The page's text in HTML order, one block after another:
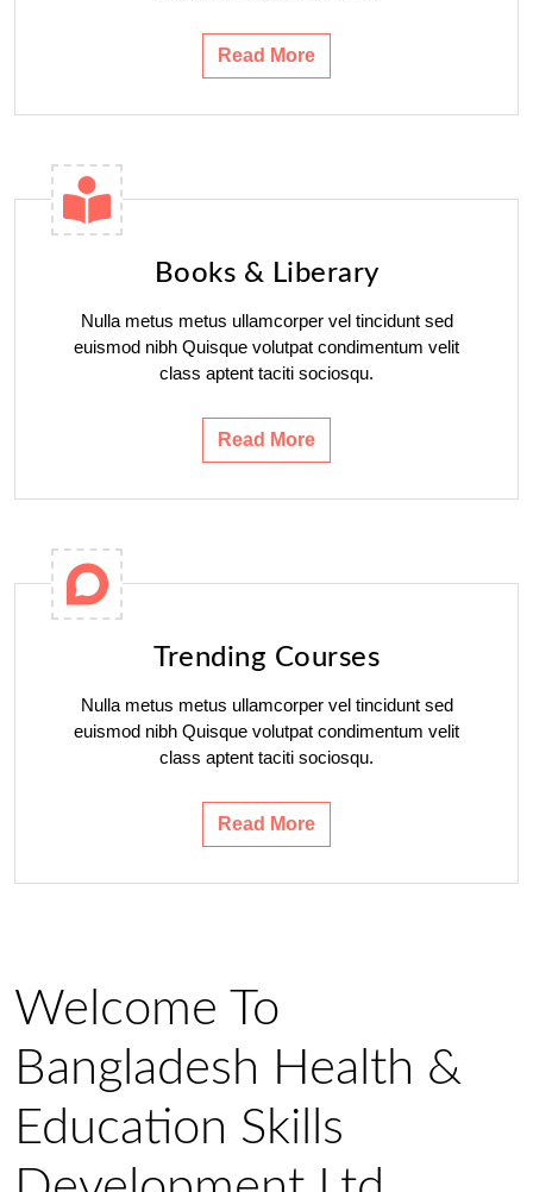
Read More
Books & Liberary
Nulla metus metus ullamcorper vel tincidunt sed
euismod nibh Quisque volutpat condimentum velit
class aptent taciti sociosqu.
Read More
Trending Courses
Nulla metus metus ullamcorper vel tincidunt sed
euismod nibh Quisque volutpat condimentum velit
class aptent taciti sociosqu.
Read More
Welcome To
Bangladesh Health &
Education Skills